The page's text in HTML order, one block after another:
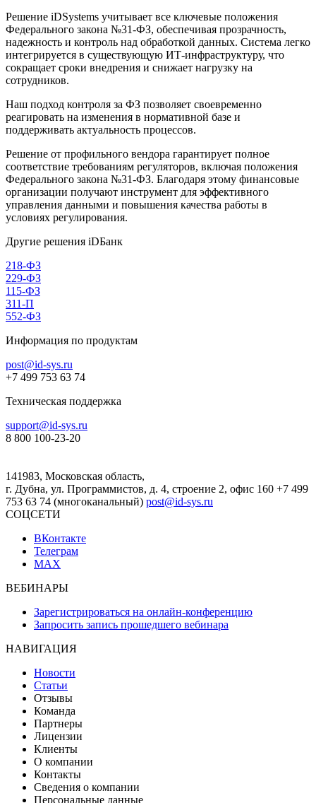
Решение iDSystems учитывает все ключевые положения
Федерального закона №31-ФЗ, обеспечивая прозрачность,
надежность и контроль над обработкой данных. Система легко
интегрируется в существующую ИТ-инфраструктуру, что
сокращает сроки внедрения и снижает нагрузку на
сотрудников.
Наш подход контроля за ФЗ позволяет своевременно
реагировать на изменения в нормативной базе и
поддерживать актуальность процессов.
Решение от профильного вендора гарантирует полное
соответствие требованиям регуляторов, включая положения
Федерального закона №31-ФЗ. Благодаря этому финансовые
организации получают инструмент для эффективного
управления данными и повышения качества работы в
условиях регулирования.
Другие решения iDБанк
218-ФЗ
229-ФЗ
115-ФЗ
311-П
552-ФЗ
Информация по продуктам
post@id-sys.ru
+7 499 753 63 74
Техническая поддержка
support@id-sys.ru
8 800 100-23-20
141983, Московская область,
г. Дубна, ул. Программистов, д. 4, строение 2, офис 160 +7 499
753 63 74 (многоканальный) post@id-sys.ru
СОЦСЕТИ
ВКонтакте
Телеграм
MAX
ВЕБИНАРЫ
Зарегистрироваться на онлайн-конференцию
Запросить запись прошедшего вебинара
НАВИГАЦИЯ
Новости
Статьи
Отзывы
Команда
Партнеры
Лицензии
Клиенты
О компании
Контакты
Сведения о компании
Персональные данные